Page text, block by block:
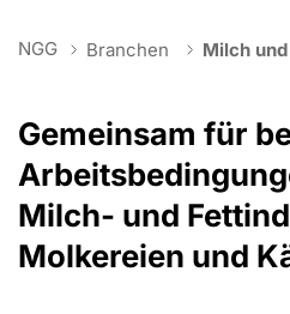
NGG Branchen Milch
Gemeinsam für
Milch- und
Molkereien und